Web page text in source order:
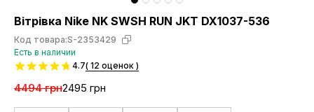
Вітрівка Nike NK SWSH RUN JKT DX1037-536
Код товара:S-2353429
Есть в наличии
4.7( 12 оценок )
4494 грн2495 грн